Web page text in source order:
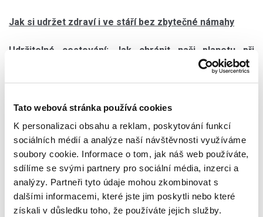
Tato webová stránka používá cookies
K personalizaci obsahu a reklam, poskytování funkcí
sociálních médií a analýze naší návštěvnosti využíváme
soubory cookie. Informace o tom, jak náš web používáte,
sdílíme se svými partnery pro sociální média, inzerci a
analýzy. Partneři tyto údaje mohou zkombinovat s
dalšími informacemi, které jste jim poskytli nebo které
získali v důsledku toho, že používáte jejich služby.
Jak si udržet zdraví i ve stáří bez zbytečné námahy
Udržitelné cestování: Jak chránit naši planetu při
veder
Moderní platformy, které vám pomohou začlenit
principy udržitelnosti do každodenního života
Sdílet